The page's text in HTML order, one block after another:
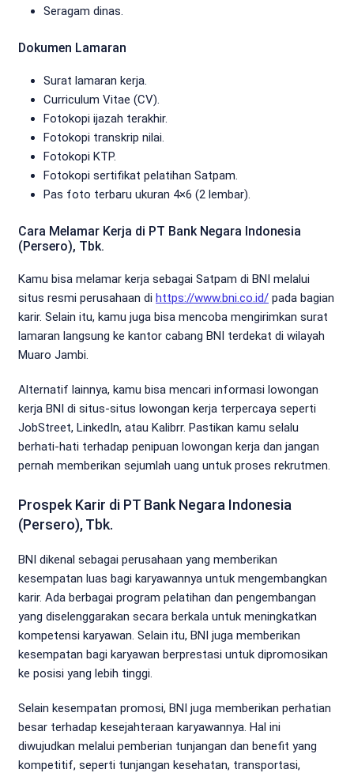
Seragam dinas.
Dokumen Lamaran
Surat lamaran kerja.
Curriculum Vitae (CV).
Fotokopi ijazah terakhir.
Fotokopi transkrip nilai.
Fotokopi KTP.
Fotokopi sertifikat pelatihan Satpam.
Pas foto terbaru ukuran 4×6 (2 lembar).
Cara Melamar Kerja di PT Bank Negara Indonesia
(Persero), Tbk.
Kamu bisa melamar kerja sebagai Satpam di BNI melalui
situs resmi perusahaan di https://www.bni.co.id/ pada bagian
karir. Selain itu, kamu juga bisa mencoba mengirimkan surat
lamaran langsung ke kantor cabang BNI terdekat di wilayah
Muaro Jambi.
Alternatif lainnya, kamu bisa mencari informasi lowongan
kerja BNI di situs-situs lowongan kerja terpercaya seperti
JobStreet, LinkedIn, atau Kalibrr. Pastikan kamu selalu
berhati-hati terhadap penipuan lowongan kerja dan jangan
pernah memberikan sejumlah uang untuk proses rekrutmen.
Prospek Karir di PT Bank Negara Indonesia
(Persero), Tbk.
BNI dikenal sebagai perusahaan yang memberikan
kesempatan luas bagi karyawannya untuk mengembangkan
karir. Ada berbagai program pelatihan dan pengembangan
yang diselenggarakan secara berkala untuk meningkatkan
kompetensi karyawan. Selain itu, BNI juga memberikan
kesempatan bagi karyawan berprestasi untuk dipromosikan
ke posisi yang lebih tinggi.
Selain kesempatan promosi, BNI juga memberikan perhatian
besar terhadap kesejahteraan karyawannya. Hal ini
diwujudkan melalui pemberian tunjangan dan benefit yang
kompetitif, seperti tunjangan kesehatan, transportasi,